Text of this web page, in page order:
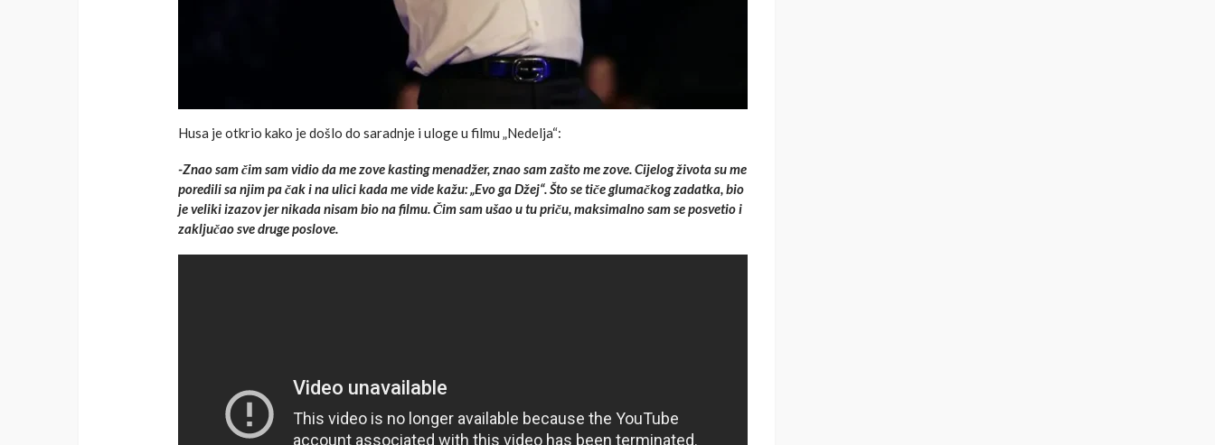
Husa je otkrio kako je došlo do saradnje i uloge u filmu „Nedelja“:
-Znao sam čim sam vidio da me zove kasting menadžer, znao sam zašto me zove. Cijelog života su me
poredili sa njim pa čak i na ulici kada me vide kažu: „Evo ga Džej“. Što se tiče glumačkog zadatka, bio
je veliki izazov jer nikada nisam bio na filmu. Čim sam ušao u tu priču, maksimalno sam se posvetio i
zaključao sve druge poslove.